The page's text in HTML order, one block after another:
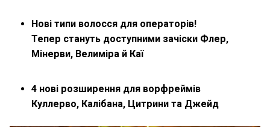
Нові типи волосся для операторів!
Тепер стануть доступними зачіски Флер,
Мінерви, Велиміра й Каї
4 нові розширення для ворфреймів
Куллерво, Калібана, Цитрини та Джейд